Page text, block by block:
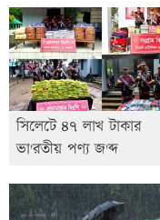
সিলেটে ৪৭ লাখ টাকার
ভা'রতীয় পণ্য জ'ব্দ